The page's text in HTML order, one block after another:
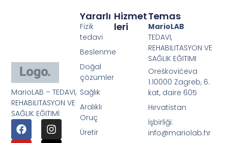
MarioLAB – TEDAVI,
REHABILITASYON VE
SAĞLIK EĞITIMİ
Hizmet
Leri
Yararlı
Fizik
tedavi
Beslenme
Doğal
çözümler
Sağlık
Aralıklı
Oruç
Üretir
Temas
MarioLAB
TEDAVI,
REHABILITASYON VE
SAĞLIK EĞITIMI
Oreškovićeva
1.10000 Zagreb, 6.
kat, daire 605
Hırvatistan
İşbirliği:
info@mariolab.hr